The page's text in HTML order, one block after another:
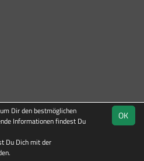
OK
Dir den bestmöglichen
Informationen findest Du
Du Dich mit der